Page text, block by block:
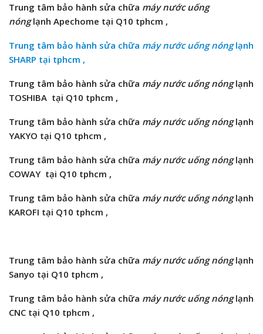
Trung tâm bảo hành sửa chữa máy nước uống
nónglạnh Apechome tại Q10 tphcm ,
Trung tâm bảo hành sửa chữa máy nước uống nónglạnh
SHARP tại tphcm ,
Trung tâm bảo hành sửa chữa máy nước uống nónglạnh
TOSHIBA tại Q10 tphcm ,
Trung tâm bảo hành sửa chữa máy nước uống nónglạnh
YAKYO tại Q10 tphcm ,
Trung tâm bảo hành sửa chữa máy nước uống nónglạnh
COWAY tại Q10 tphcm ,
Trung tâm bảo hành sửa chữa máy nước uống nónglạnh
KAROFI tại Q10 tphcm ,
Trung tâm bảo hành sửa chữa máy nước uống nónglạnh
Sanyo tại Q10 tphcm ,
Trung tâm bảo hành sửa chữa máy nước uống nónglạnh
CNC tại Q10 tphcm ,